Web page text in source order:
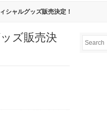
シャルグッズ販売決定！
ズ販売決